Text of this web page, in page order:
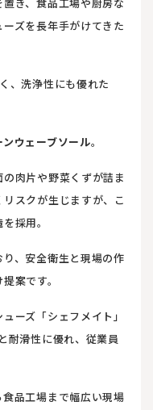
ズを長年手がけてきた
、洗浄性にも優れた
ンウェーブソール。
肉片や野菜くずが詰ま
スクが生じますが、こ
を採用。
、安全衛生と現場の作
案です。
ーズ「シェフメイト」
耐滑性に優れ、従業員
品工場まで幅広い現場